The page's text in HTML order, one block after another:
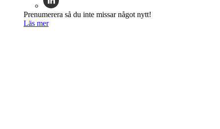
Prenumerera så du inte missar något nytt!
Läs mer